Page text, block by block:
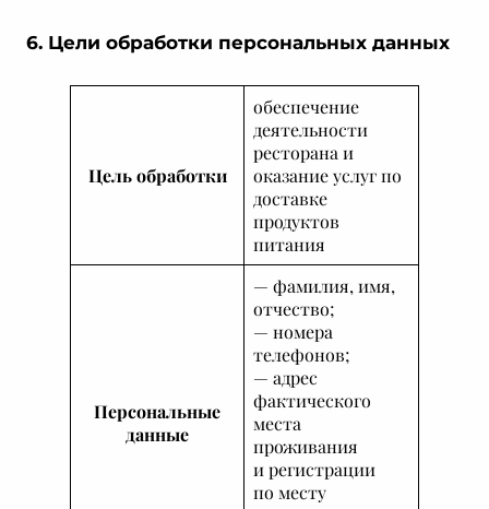
6. Цели обработки персональных данных
Цель обработки
обеспечение
деятельности
ресторана и
оказание услуг по
доставке
продуктов
питания
Персональные
данные
— фамилия, имя,
отчество;
— номера
телефонов;
— адрес
фактического
места
проживания
и регистрации
по месту